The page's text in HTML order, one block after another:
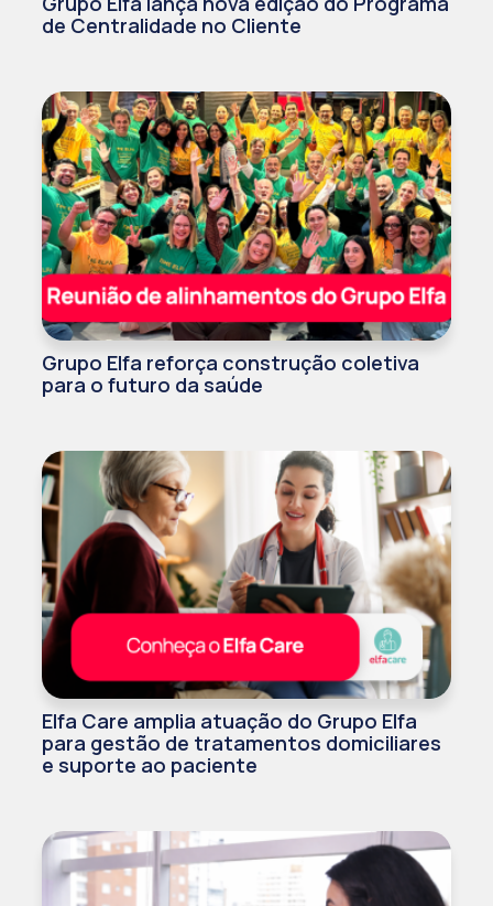
de Centralidade no Cliente
Grupo Elfa reforça construção coletiva
para o futuro da saúde
Elfa Care amplia atuação do Grupo Elfa
para gestão de tratamentos domiciliares
e suporte ao paciente